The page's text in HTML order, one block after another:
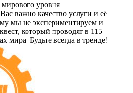
уровня
важно качество услуги и её
мы не экспериментируем и
который проводят в 115
мира. Будьте всегда в тренде!